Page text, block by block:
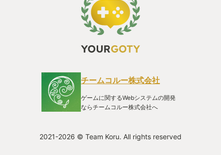
チームコルー株式会社
ゲームに関するWebシステムの開発
ならチームコルー株式会社へ
2021-2026 © Team Koru. All rights reserved